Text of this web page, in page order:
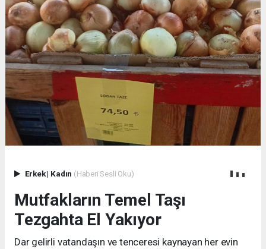
Erkek| Kadın (Haberi Sesli Oku)
Mutfakların Temel Taşı
Tezgahta El Yakıyor
Dar gelirli vatandaşın ve tenceresi kaynayan her evin